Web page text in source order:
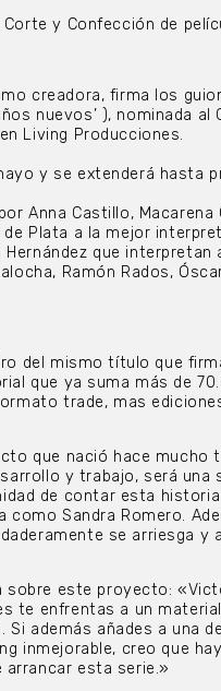
y Confección de
creadora, firma los
nuevos’ ), nominada al
Living Producciones.
y se extenderá hasta
Anna Castillo, Macarena
Plata a la mejor
Hernández que interpretan
Ramón Rados,
del mismo título que
que ya suma más de
trade, mas
que nació hace mucho
y trabajo, será una
de contar esta
Sandra Romero.
se arriesga y
sobre este proyecto:
te enfrentas a un
además añades a una
inmejorable, creo que
esta serie.»